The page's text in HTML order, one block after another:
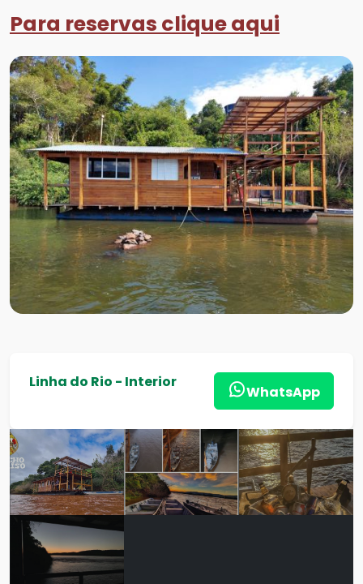
Para reservas clique aqui
Linha do Rio - Interior
WhatsApp